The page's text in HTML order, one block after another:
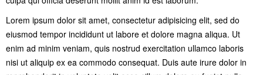
Lorem ipsum dolor sit amet, consectetur adipisicing elit, sed do
eiusmod tempor incididunt ut labore et dolore magna aliqua. Ut
enim ad minim veniam, quis nostrud exercitation ullamco laboris
nisi ut aliquip ex ea commodo consequat. Duis aute irure dolor in